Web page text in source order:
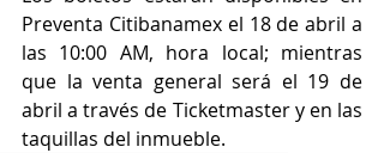
Preventa Citibanamex el 18 de abril a
las 10:00 AM, hora local; mientras
que la venta general será el 19 de
abril a través de Ticketmaster y en las
taquillas del inmueble.